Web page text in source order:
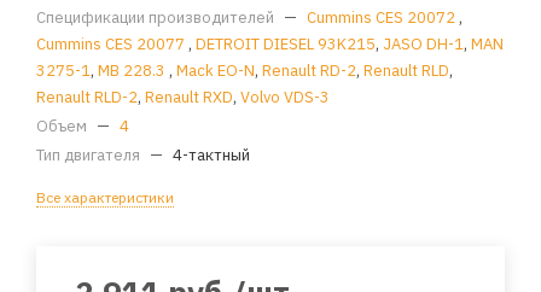
Спецификации производителей — Cummins CES 20072,
Cummins CES 20077 , DETROIT DIESEL 93K215, JASO DH-1, MAN
3275-1, MB 228.3 , Mack EO-N, Renault RD-2, Renault RLD,
Renault RLD-2, Renault RXD, Volvo VDS-3
Объем — 4
Тип двигателя — 4-тактный
Все характеристики